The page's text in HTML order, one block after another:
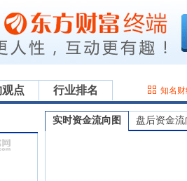
点 行业排名 知名
实时资金流向图 盘后资金